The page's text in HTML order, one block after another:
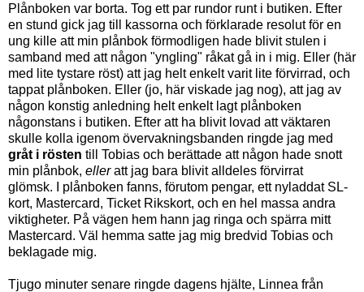
Plånboken var borta. Tog ett par rundor runt i butiken. Efter
en stund gick jag till kassorna och förklarade resolut för en
ung kille att min plånbok förmodligen hade blivit stulen i
samband med att någon "yngling" råkat gå in i mig. Eller (här
med lite tystare röst) att jag helt enkelt varit lite förvirrad, och
tappat plånboken. Eller (jo, här viskade jag nog), att jag av
någon konstig anledning helt enkelt lagt plånboken
någonstans i butiken. Efter att ha blivit lovad att väktaren
skulle kolla igenom övervakningsbanden ringde jag med
gråt i rösten till Tobias och berättade att någon hade snott
min plånbok, elleratt jag bara blivit alldeles förvirrat
glömsk. I plånboken fanns, förutom pengar, ett nyladdat SL-
kort, Mastercard, Ticket Rikskort, och en hel massa andra
viktigheter. På vägen hem hann jag ringa och spärra mitt
Mastercard. Väl hemma satte jag mig bredvid Tobias och
beklagade mig.
Tjugo minuter senare ringde dagens hjälte, Linnea från